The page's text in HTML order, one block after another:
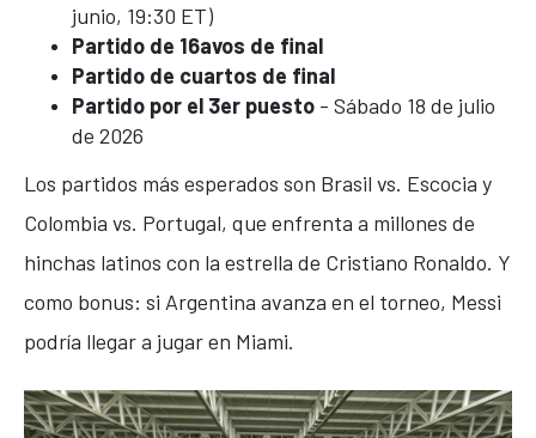
junio, 19:30 ET)
Partido de 16avos de final
Partido de cuartos de final
Partido por el 3er puesto - Sábado 18 de julio
de 2026
Los partidos más esperados son Brasil vs. Escocia y
Colombia vs. Portugal, que enfrenta a millones de
hinchas latinos con la estrella de Cristiano Ronaldo. Y
como bonus: si Argentina avanza en el torneo, Messi
podría llegar a jugar en Miami.